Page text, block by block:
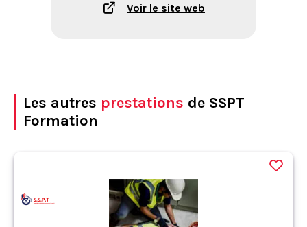
Voir le site web
Les autres prestations de SSPT
Formation